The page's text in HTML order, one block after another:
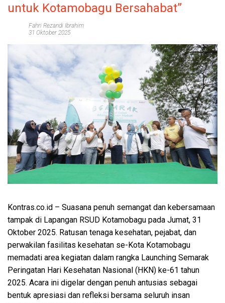
untuk Kotamobagu Bersahabat”
Fahri Rezandi Ibrahim
31 Oktober 2025
Kontras.co.id – Suasana penuh semangat dan kebersamaan
tampak di Lapangan RSUD Kotamobagu pada Jumat, 31
Oktober 2025. Ratusan tenaga kesehatan, pejabat, dan
perwakilan fasilitas kesehatan se-Kota Kotamobagu
memadati area kegiatan dalam rangka Launching Semarak
Peringatan Hari Kesehatan Nasional (HKN) ke-61 tahun
2025. Acara ini digelar dengan penuh antusias sebagai
bentuk apresiasi dan refleksi bersama seluruh insan